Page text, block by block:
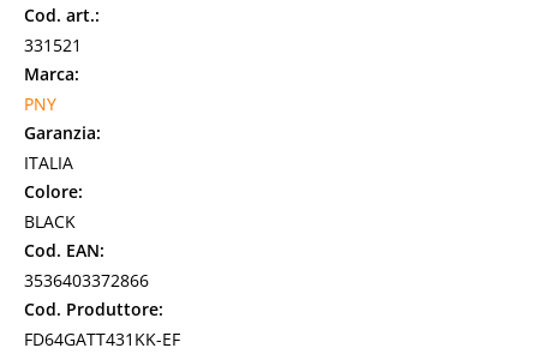
Cod. art.:
331521
Marca:
PNY
Garanzia:
ITALIA
Colore:
BLACK
Cod. EAN:
3536403372866
Cod. Produttore:
FD64GATT431KK-EF